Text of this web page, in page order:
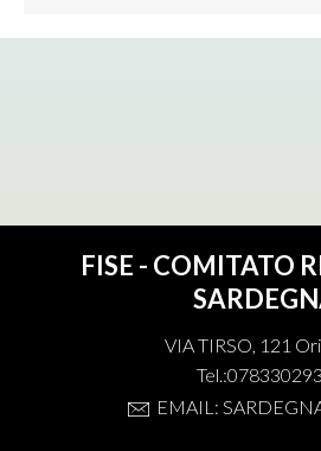
FISE - COMITATO
VIA TIRSO, 121
EMAIL: